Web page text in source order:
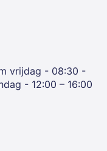
vrijdag - 08:30 -
- 12:00 – 16:00